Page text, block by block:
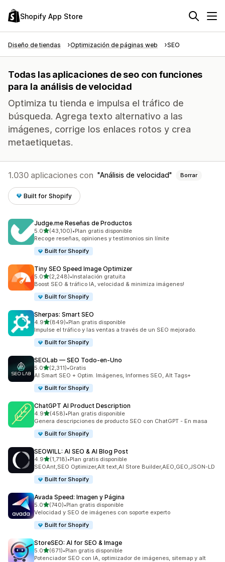
Shopify App Store
Diseño de tiendas Optimización de páginas web SEO
Todas las aplicaciones de seo con funciones
para la análisis de velocidad
Optimiza tu tienda e impulsa el tráfico de
búsqueda. Agrega texto alternativo a las
imágenes, corrige los enlaces rotos y crea
metaetiquetas.
1.030 aplicaciones con Análisis de velocidad Borrar
Built for Shopify
Judge.me Reseñas de Productos
5.0de 5 estrellas
(43,100)
43100 reseñas en total
•Plan gratis disponible
Recoge reseñas, opiniones y testimonios sin límite
Built for Shopify
Tiny SEO Speed Image Optimizer
5.0de 5 estrellas
(2,248)
2248 reseñas en total
•Instalación gratuita
Boost SEO & tráfico IA, velocidad & minimiza imágenes!
Built for Shopify
Sherpas: Smart SEO
4.9de 5 estrellas
(849)
849 reseñas en total
•Plan gratis disponible
Impulse el tráfico y las ventas a través de un SEO mejorado.
Built for Shopify
SEOLab — SEO Todo‑en‑Uno
5.0de 5 estrellas
(2,311)
2311 reseñas en total
•Gratis
AI Smart SEO + Optim. Imágenes, Informes SEO, Alt Tags+
Built for Shopify
ChatGPT AI Product Description
4.9de 5 estrellas
(458)
458 reseñas en total
•Plan gratis disponible
Genera descripciones de producto SEO con ChatGPT - En masa
Built for Shopify
SEOWILL: AI SEO & AI Blog Post
4.9de 5 estrellas
(1,718)
1718 reseñas en total
•Plan gratis disponible
SEOAnt,SEO Optimizer,Alt text,AI Store Builder,AEO,GEO,JSON-LD
Built for Shopify
Avada Speed: Imagen y Página
5.0de 5 estrellas
(740)
740 reseñas en total
•Plan gratis disponible
Velocidad y SEO de imágenes con soporte experto
Built for Shopify
StoreSEO: AI for SEO & Image
5.0de 5 estrellas
(671)
671 reseñas en total
•Plan gratis disponible
Potenciador SEO con IA, optimizador de imágenes, sitemap y alt